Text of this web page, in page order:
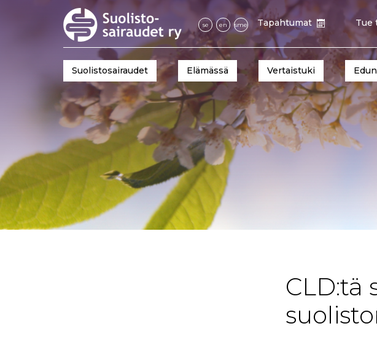
se en sme Tapahtumat Tue
Suolistosairaudet Elämässä Vertaistuki
CLD:tä